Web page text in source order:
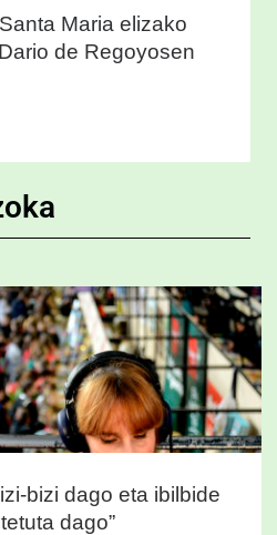
Maria elizako
de Regoyosen
bizi dago eta ibilbide
dago”